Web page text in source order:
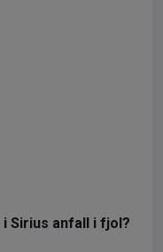
Sirius anfall i fjol?